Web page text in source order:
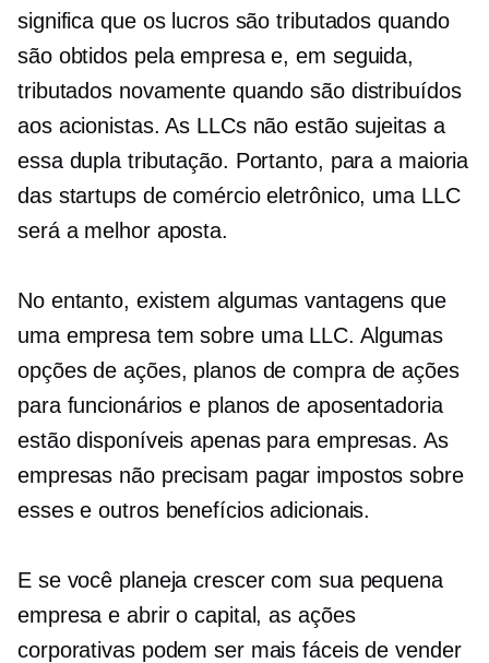
significa que os lucros são tributados quando
são obtidos pela empresa e, em seguida,
tributados novamente quando são distribuídos
aos acionistas. As LLCs não estão sujeitas a
essa dupla tributação. Portanto, para a maioria
das startups de comércio eletrônico, uma LLC
será a melhor aposta.
No entanto, existem algumas vantagens que
uma empresa tem sobre uma LLC. Algumas
opções de ações, planos de compra de ações
para funcionários e planos de aposentadoria
estão disponíveis apenas para empresas. As
empresas não precisam pagar impostos sobre
esses e outros benefícios adicionais.
E se você planeja crescer com sua pequena
empresa e abrir o capital, as ações
corporativas podem ser mais fáceis de vender